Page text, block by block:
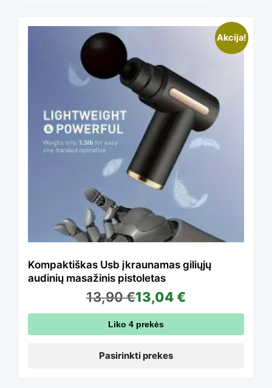
pagal
kainą:
nuo
mažos
iki
didelės
Akcija!
Kompaktiškas Usb įkraunamas giliųjų
audinių masažinis pistoletas
13,90€13,04€
Liko 4 prekės
Pasirinkti prekes
This
product
has
multiple
variants.
The
options